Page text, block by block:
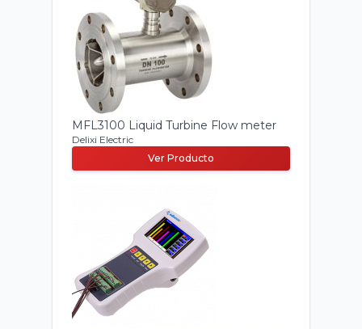
MFL3100 Liquid Turbine Flow meter
Delixi Electric
Ver Producto